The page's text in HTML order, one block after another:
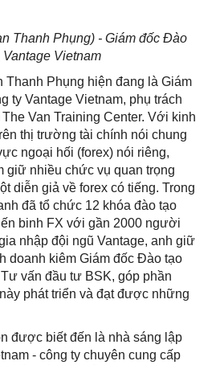
Thanh Phụng) - Giám đốc Đào
Vantage Vietnam
Thanh Phụng hiện đang là Giám
ty Vantage Vietnam, phụ trách
Van Training Center. Với kinh
thị trường tài chính nói chung
ngoại hối (forex) nói riêng,
giữ nhiều chức vụ quan trọng
diễn giả về forex có tiếng. Trong
đã tổ chức 12 khóa đào tạo
binh FX với gần 2000 người
nhập đội ngũ Vantage, anh giữ
doanh kiêm Giám đốc Đào tạo
vấn đầu tư BSK, góp phần
phát triển và đạt được những
được biết đến là nhà sáng lập
- công ty chuyên cung cấp